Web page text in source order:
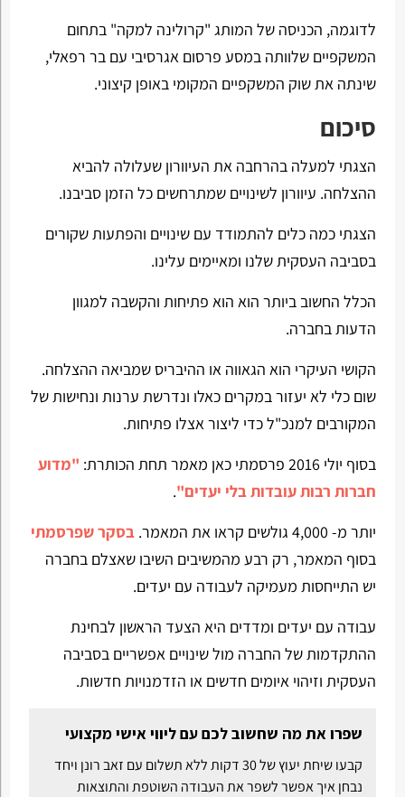
לדוגמה, הכניסה של המותג "קרולינה למקה" בתחום
המשקפיים שלוותה במסע פרסום אגרסיבי עם בר רפאלי,
שינתה את שוק המשקפיים המקומי באופן קיצוני.
סיכום
הצגתי למעלה בהרחבה את העיוורון שעלולה להביא
ההצלחה. עיוורון לשינויים שמתרחשים כל הזמן סביבנו.
הצגתי כמה כלים להתמודד עם שינויים והפתעות שקורים
בסביבה העסקית שלנו ומאיימים עלינו.
הכלל החשוב ביותר הוא הוא פתיחות והקשבה למגוון
הדעות בחברה.
הקושי העיקרי הוא הגאווה או ההיבריס שמביאה ההצלחה.
שום כלי לא יעזור במקרים כאלו ונדרשת ערנות ונחישות של
המקורבים למנכ"ל כדי ליצור אצלו פתיחות.
בסוף יולי 2016 פרסמתי כאן מאמר תחת הכותרת:
"מדוע
חברות רבות עובדות בלי יעדים".
יותר מ- 4,000 גולשים קראו את המאמר.
בסקר שפרסמתי
בסוף המאמר, רק רבע מהמשיבים השיבו שאצלם בחברה
יש התייחסות מעמיקה לעבודה עם יעדים.
עבודה עם יעדים ומדדים היא הצעד הראשון לבחינת
ההתקדמות של החברה מול שינויים אפשריים בסביבה
העסקית וזיהוי איומים חדשים או הזדמנויות חדשות.
שפרו את מה שחשוב לכם עם ליווי אישי מקצועי
קבעו שיחת יעוץ של 30 דקות ללא תשלום עם זאב רונן ויחד
נבחן איך אפשר לשפר את העבודה השוטפת והתוצאות